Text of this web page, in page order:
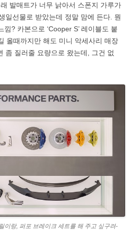
발매트가 너무 낡아서 스폰지 가루가
일선물로 받았는데 정말 맘에 든다. 뭔
? 카본으로 ‘Cooper S’ 레이블도 붙
올때까지만 해도 미니 악세사리 매장
좀 질러줄 요량으로 왔는데, 그건 없
이랑, 퍼포 브레이크 세트를 해 주고 싶구려-